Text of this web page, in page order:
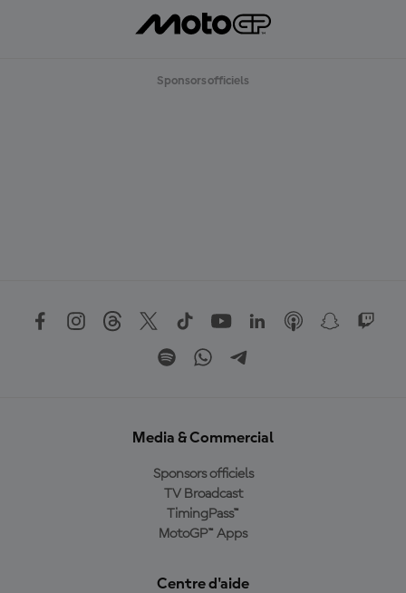
Sponsors officiels
Media & Commercial
Sponsors officiels
TV Broadcast
TimingPass™
MotoGP™ Apps
Centre d'aide